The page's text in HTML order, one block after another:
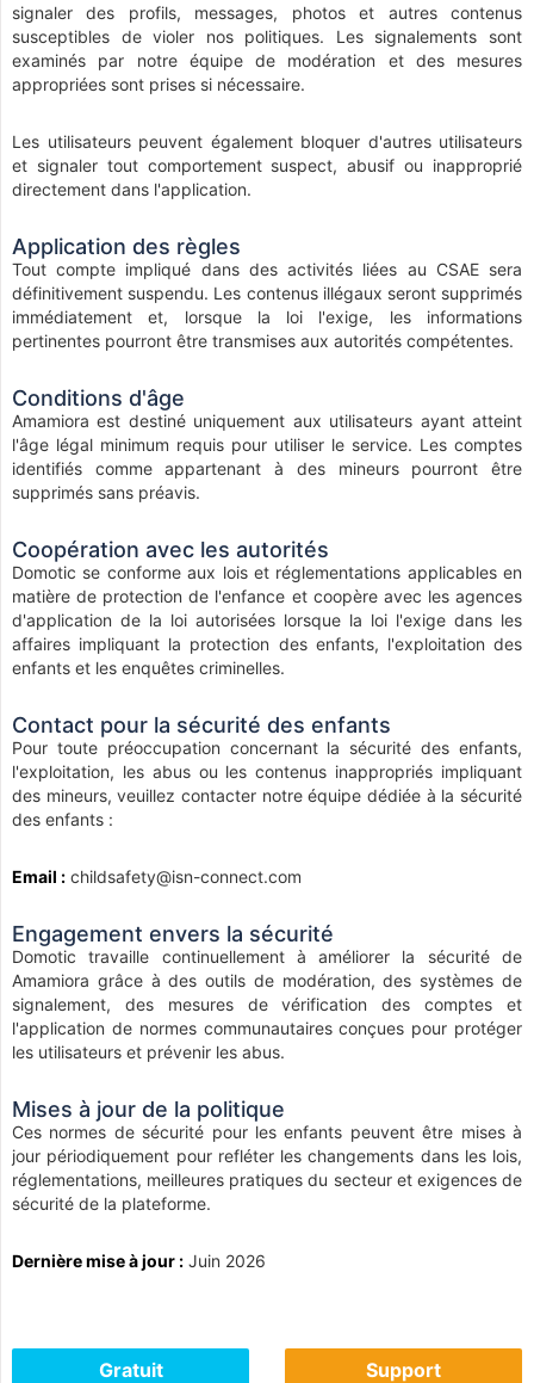
signaler des profils, messages, photos et autres contenus
susceptibles de violer nos politiques. Les signalements sont
examinés par notre équipe de modération et des mesures
appropriées sont prises si nécessaire.
Les utilisateurs peuvent également bloquer d'autres utilisateurs
et signaler tout comportement suspect, abusif ou inapproprié
directement dans l'application.
Application des règles
Tout compte impliqué dans des activités liées au CSAE sera
définitivement suspendu. Les contenus illégaux seront supprimés
immédiatement et, lorsque la loi l'exige, les informations
pertinentes pourront être transmises aux autorités compétentes.
Conditions d'âge
Amamiora est destiné uniquement aux utilisateurs ayant atteint
l'âge légal minimum requis pour utiliser le service. Les comptes
identifiés comme appartenant à des mineurs pourront être
supprimés sans préavis.
Coopération avec les autorités
Domotic se conforme aux lois et réglementations applicables en
matière de protection de l'enfance et coopère avec les agences
d'application de la loi autorisées lorsque la loi l'exige dans les
affaires impliquant la protection des enfants, l'exploitation des
enfants et les enquêtes criminelles.
Contact pour la sécurité des enfants
Pour toute préoccupation concernant la sécurité des enfants,
l'exploitation, les abus ou les contenus inappropriés impliquant
des mineurs, veuillez contacter notre équipe dédiée à la sécurité
des enfants :
Email : childsafety@isn-connect.com
Engagement envers la sécurité
Domotic travaille continuellement à améliorer la sécurité de
Amamiora grâce à des outils de modération, des systèmes de
signalement, des mesures de vérification des comptes et
l'application de normes communautaires conçues pour protéger
les utilisateurs et prévenir les abus.
Mises à jour de la politique
Ces normes de sécurité pour les enfants peuvent être mises à
jour périodiquement pour refléter les changements dans les lois,
réglementations, meilleures pratiques du secteur et exigences de
sécurité de la plateforme.
Dernière mise à jour : Juin 2026
Gratuit Support